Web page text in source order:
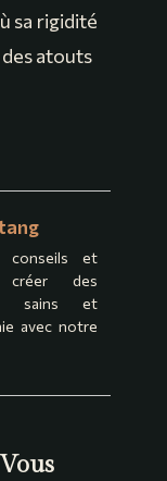
sa rigidité
atouts
conseils et
créer des
sains et
avec notre